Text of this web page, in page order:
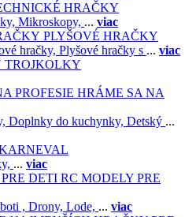
HRAČKY
Mikroskopy, ... viac
PLYŠOVÉ HRAČKY
hračky, Plyšové hračky s ... viac
TROJKOLKY
HRÁME SA NA
Doplnky do kuchynky, Detský ...
... viac
RC MODELY PRE
, Drony, Lode, ... viac